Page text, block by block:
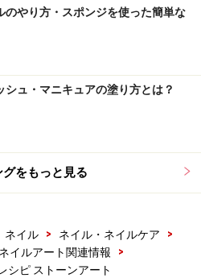
のやり方・スポンジを使った簡単な
シュ・マニキュアの塗り方とは？
グをもっと見る
ネイル > ネイル・ネイルケア
>
ネイルアート関連情報
>
シピ ストーンアート